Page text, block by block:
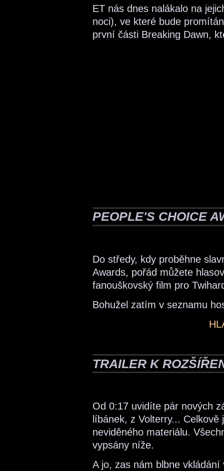
ET nás dnes nalákalo na
noci), ve které bude
první části Breaking Dawn,
PEOPLE'S CHOICE
Do středy, kdy proběhne
Awards, pořád můžete
fanouškovský film pro
Bohužel zatím v seznamu
TRAILER K
Od 0:17 uvidíte pár nových
líbánek, z Volterry...
neviděného materiálu.
vypsány níže.
A jo, zas nám blbne